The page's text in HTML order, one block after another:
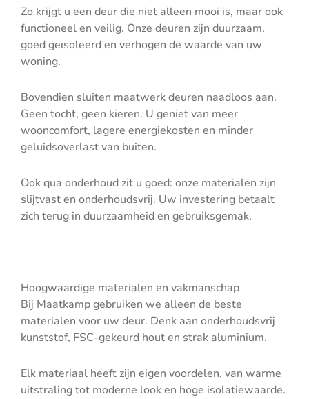
Zo krijgt u een deur die niet alleen mooi is, maar ook
functioneel en veilig. Onze deuren zijn duurzaam,
goed geïsoleerd en verhogen de waarde van uw
woning.
Bovendien sluiten maatwerk deuren naadloos aan.
Geen tocht, geen kieren. U geniet van meer
wooncomfort, lagere energiekosten en minder
geluidsoverlast van buiten.
Ook qua onderhoud zit u goed: onze materialen zijn
slijtvast en onderhoudsvrij. Uw investering betaalt
zich terug in duurzaamheid en gebruiksgemak.
Hoogwaardige materialen en vakmanschap
Bij Maatkamp gebruiken we alleen de beste
materialen voor uw deur. Denk aan onderhoudsvrij
kunststof, FSC-gekeurd hout en strak aluminium.
Elk materiaal heeft zijn eigen voordelen, van warme
uitstraling tot moderne look en hoge isolatiewaarde.